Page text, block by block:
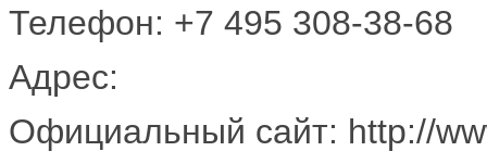
Телефон: +7 495 308-38-68
Адрес:
Официальный сайт: http://